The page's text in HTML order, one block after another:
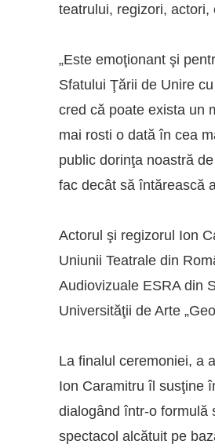
teatrului, regizori,
„Este emoţionant şi
Sfatului Ţării de Unire
cred că poate exista un
mai rosti o dată în cea
public dorinţa noastră
fac decât să întărească
Actorul şi regizorul Ion
Uniunii Teatrale din
Audiovizuale ESRA din
Universităţii de Arte
La finalul ceremoniei, a
Ion Caramitru îl susţine
dialogând într-o formulă
spectacol alcătuit pe